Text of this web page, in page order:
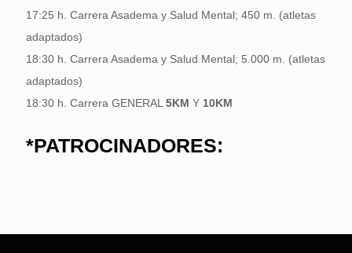
17:25 h. Carrera Asadema y Salud Mental; 450 m. (atletas
adaptados)
18:30 h. Carrera Asadema y Salud Mental; 5.000 m. (atletas
adaptados)
18:30 h. Carrera GENERAL 5KM Y 10KM
*PATROCINADORES: